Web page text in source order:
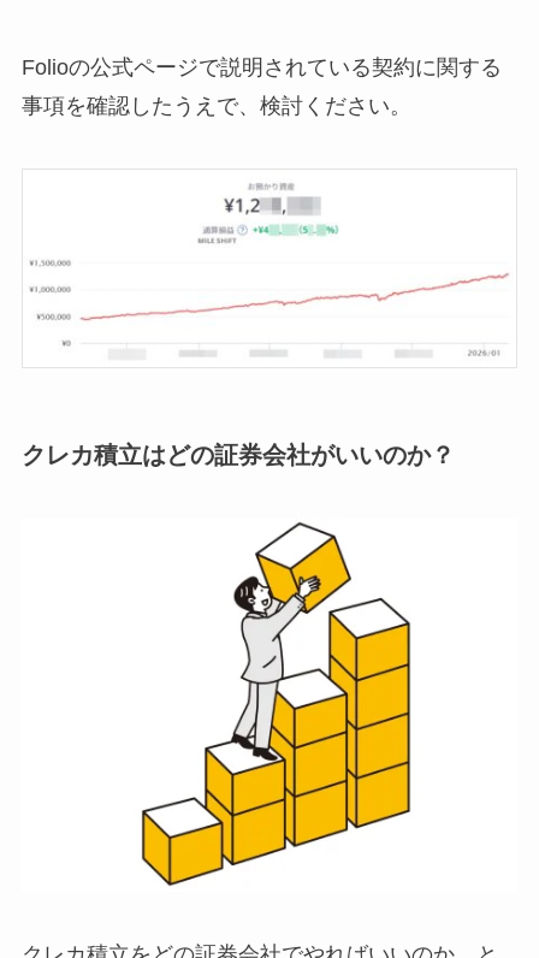
Folioの公式ページで説明されている契約に関する
事項を確認したうえで、検討ください。
クレカ積立はどの証券会社がいいのか？